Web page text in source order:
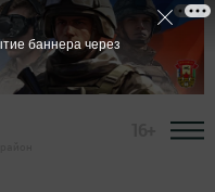
баннера через